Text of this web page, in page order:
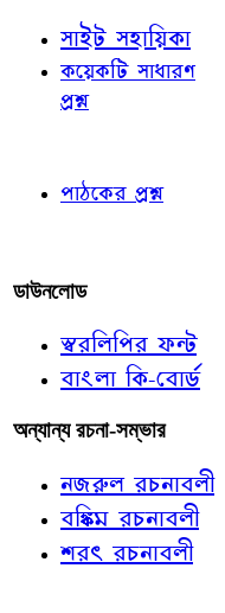
সাইট সহায়িকা
কয়েকটি সাধারণ
প্রশ্ন
পাঠকের প্রশ্ন
ডাউনলোড
স্বরলিপির ফন্ট
বাংলা কি-বোর্ড
অন্যান্য রচনা-সম্ভার
নজরুল রচনাবলী
বঙ্কিম রচনাবলী
শরৎ রচনাবলী